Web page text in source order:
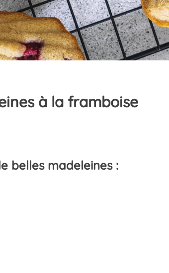
à la framboise
belles madeleines :